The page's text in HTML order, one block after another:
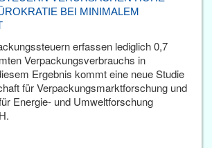
BEI MINIMALEM
erfassen lediglich 0,7
Verpackungsverbrauchs in
Ergebnis kommt eine neue Studie
für Verpackungsmarktforschung und
Energie- und Umweltforschung